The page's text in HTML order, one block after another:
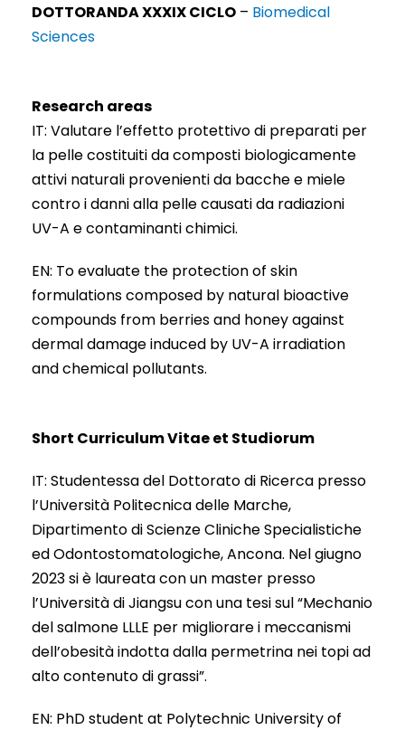
DOTTORANDA XXXIX CICLO – Biomedical
Sciences
Research areas
IT: Valutare l’effetto protettivo di preparati per
la pelle costituiti da composti biologicamente
attivi naturali provenienti da bacche e miele
contro i danni alla pelle causati da radiazioni
UV-A e contaminanti chimici.
EN: To evaluate the protection of skin
formulations composed by natural bioactive
compounds from berries and honey against
dermal damage induced by UV-A irradiation
and chemical pollutants.
Short Curriculum Vitae et Studiorum
IT: Studentessa del Dottorato di Ricerca presso
l’Università Politecnica delle Marche,
Dipartimento di Scienze Cliniche Specialistiche
ed Odontostomatologiche, Ancona. Nel giugno
2023 si è laureata con un master presso
l’Università di Jiangsu con una tesi sul “Mechanio
del salmone LLLE per migliorare i meccanismi
dell’obesità indotta dalla permetrina nei topi ad
alto contenuto di grassi”.
EN: PhD student at Polytechnic University of